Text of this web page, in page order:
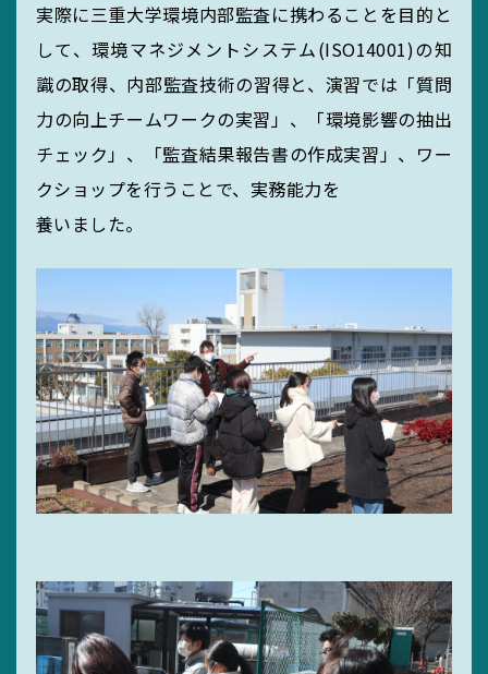
リンク集
サイト利用規定
実際に三重大学環境内部監査に携わることを目的と
して、環境マネジメントシステム(ISO14001)の知
識の取得、内部監査技術の習得と、演習では「質問
力の向上チームワークの実習」、「環境影響の抽出
チェック」、「監査結果報告書の作成実習」、ワー
クショップを行うことで、実務能力を
養いました。